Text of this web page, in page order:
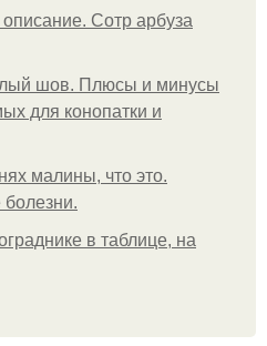
Сотр арбуза
шов. Плюсы и минусы
для конопатки и
малины, что это.
в таблице, на